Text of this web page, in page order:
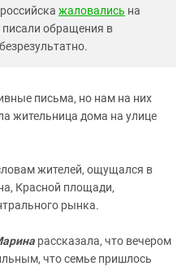
жаловались на
писали обращения в
письма, но нам на них
жительница дома на улице
жителей, ощущался в
Красной площади,
рынка.
рассказала, что вечером
что семье пришлось